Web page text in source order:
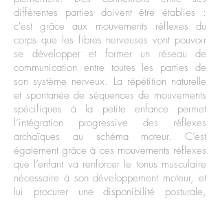
différentes parties doivent être établies :
c'est grâce aux mouvements réflexes du
corps que les fibres nerveuses vont pouvoir
se développer et former un réseau de
communication entre toutes les parties de
son système nerveux. La répétition naturelle
et spontanée de séquences de mouvements
spécifiques à la petite enfance permet
l’intégration progressive des réflexes
archaïques au schéma moteur. C’est
également grâce à ces mouvements réflexes
que l’enfant va renforcer le tonus musculaire
nécessaire à son développement moteur, et
lui procurer une disponibilité posturale,